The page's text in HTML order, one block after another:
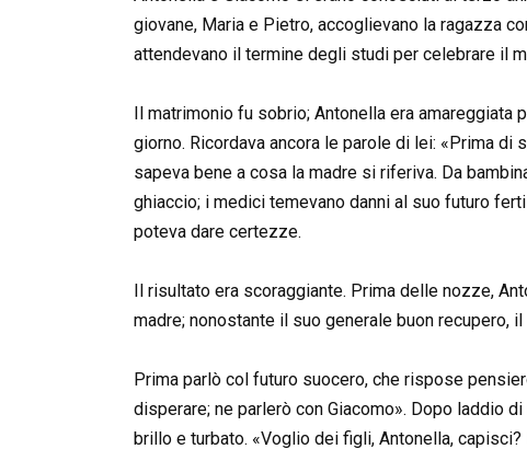
giovane, Maria e Pietro, accoglievano la ragazza
attendevano il termine degli studi per celebrare il
Il matrimonio fu sobrio; Antonella era amareggiata
giorno. Ricordava ancora le parole di lei: «Prima
sapeva bene a cosa la madre si riferiva. Da
ghiaccio; i medici temevano danni al suo futuro
poteva dare certezze.
Il risultato era scoraggiante. Prima delle nozze,
madre; nonostante il suo generale buon recupero,
Prima parlò col futuro suocero, che rispose
disperare; ne parlerò con Giacomo». Dopo laddio
brillo e turbato. «Voglio dei figli, Antonella,